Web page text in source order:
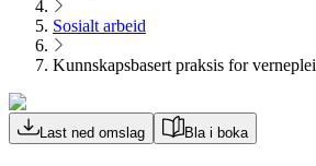
Sosialt arbeid
Kunnskapsbasert praksis for
Last ned omslag Bla i boka